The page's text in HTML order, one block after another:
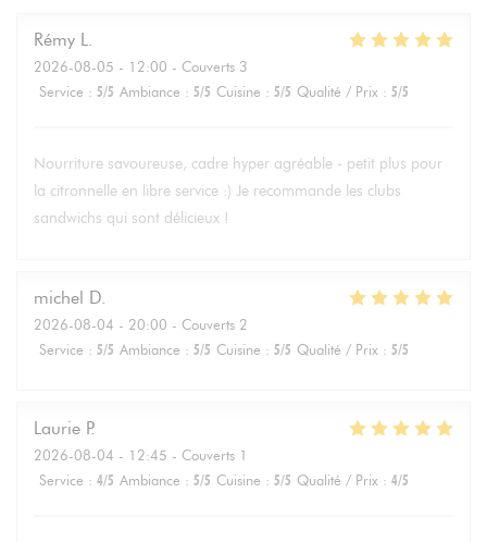
Rémy L
2026-08-05 - 12:00 - Couverts 3
Service : 5/5 Ambiance : 5/5 Cuisine : 5/5 Qualité / Prix : 5/5
Nourriture savoureuse, cadre hyper agréable - petit plus pour
la citronnelle en libre service :) Je recommande les clubs
sandwichs qui sont délicieux !
michel D
2026-08-04 - 20:00 - Couverts 2
Service : 5/5 Ambiance : 5/5 Cuisine : 5/5 Qualité / Prix : 5/5
Laurie P
2026-08-04 - 12:45 - Couverts 1
Service : 4/5 Ambiance : 5/5 Cuisine : 5/5 Qualité / Prix : 4/5